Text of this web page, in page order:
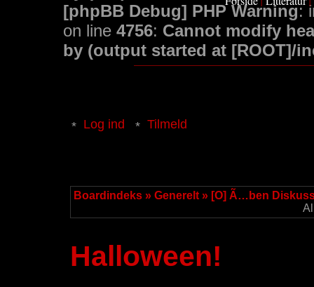
[phpBB Debug] PHP Warning:
on line 4756: Cannot modify
by (output started at [ROOT]/
Log ind Tilmeld
Boardindeks » Generelt » [O] Ã…ben
Halloween!